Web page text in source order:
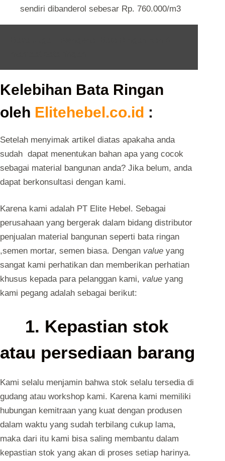
sendiri dibanderol sebesar Rp. 760.000/m3
Kelebihan Bata Ringan
oleh Elitehebel.co.id :
Setelah menyimak artikel diatas apakaha anda
sudah dapat menentukan bahan apa yang cocok
sebagai material bangunan anda? Jika belum, anda
dapat berkonsultasi dengan kami.
Karena kami adalah PT Elite Hebel. Sebagai
perusahaan yang bergerak dalam bidang distributor
penjualan material bangunan seperti bata ringan
,semen mortar, semen biasa. Dengan value yang
sangat kami perhatikan dan memberikan perhatian
khusus kepada para pelanggan kami, value yang
kami pegang adalah sebagai berikut:
1. Kepastian stok
atau persediaan barang
Kami selalu menjamin bahwa stok selalu tersedia di
gudang atau workshop kami. Karena kami memiliki
hubungan kemitraan yang kuat dengan produsen
dalam waktu yang sudah terbilang cukup lama,
maka dari itu kami bisa saling membantu dalam
kepastian stok yang akan di proses setiap harinya.